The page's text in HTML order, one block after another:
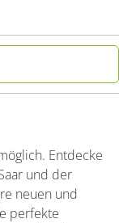
Entdecke
und der
neuen und
perfekte